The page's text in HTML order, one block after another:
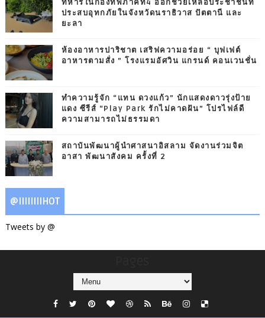
ทหารในกองทัพภาคที่4 ออกช่วยเหลือประชาชนที่
ประสบอุทกภัยในจังหวัดนราธิวาส ปัตตานี และ
ยะลา
ห้องอาหารปาริชาต เสริฟความอร่อย “ บุฟเฟต์
อาหารตามสั่ง ” โรงแรมอัศวิน แกรนด์ คอนเวนชั่น
ทำความรู้จัก “แทน ดวงแก้ว” นักแสดงดาวรุ่งป้าย
แดง ซีรีส์ “Play Park รักไม่คาดฝัน” โปรไฟล์ดี
ความสามารถไม่ธรรมดา
สถาบันพัฒนาผู้นำศาสนาอิสลาม จัดงานร่วมจิต
อาสา พัฒนาสังคม ครั้งที่ 2
@IIIIIIIIHOT
Tweets by @